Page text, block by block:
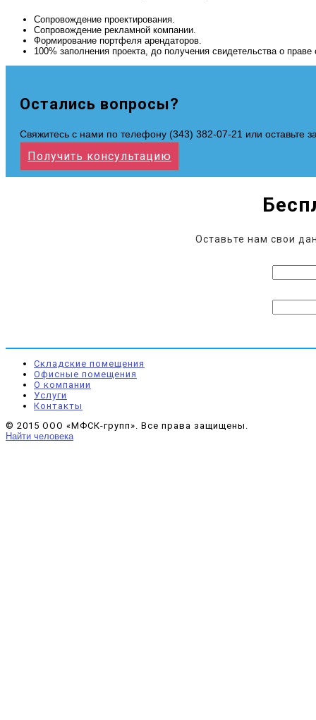
Сопровождение проектирования.
Сопровождение рекламной компании.
Формирование портфеля арендаторов.
100% заполнения проекта, до получения свидетельства о праве
Остались вопросы?
Свяжитесь с нами по телефону (343) 382-07-21 или оставьте
Получить консультацию
Оставьте нам свои
Складские помещения
Офисные помещения
О компании
Услуги
Контакты
© 2015 ООО «МФСК-групп». Все права защищены.
Найти человека